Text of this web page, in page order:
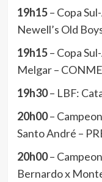
19h15– Copa
Newell’s Old
19h15– Copa
Melgar –
19h30– LBF:
20h00–
Santo André –
20h00–
Bernardo x